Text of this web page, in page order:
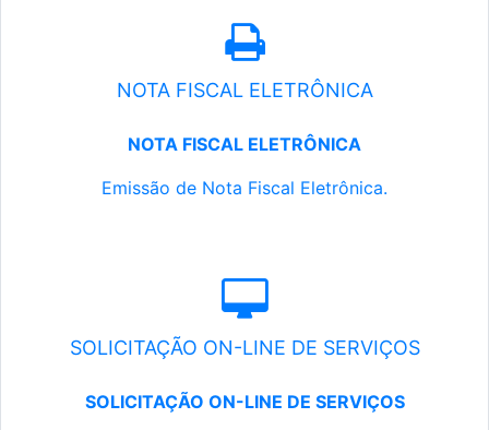
NOTA FISCAL ELETRÔNICA
NOTA FISCAL ELETRÔNICA
Emissão de Nota Fiscal Eletrônica.
SOLICITAÇÃO ON-LINE DE SERVIÇOS
SOLICITAÇÃO ON-LINE DE SERVIÇOS